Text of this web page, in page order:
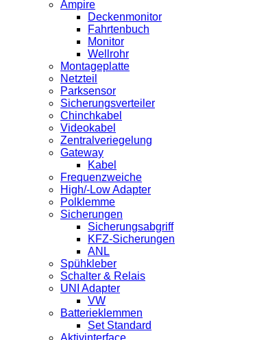
Ampire
Deckenmonitor
Fahrtenbuch
Monitor
Wellrohr
Montageplatte
Netzteil
Parksensor
Sicherungsverteiler
Chinchkabel
Videokabel
Zentralveriegelung
Gateway
Kabel
Frequenzweiche
High/-Low Adapter
Polklemme
Sicherungen
Sicherungsabgriff
KFZ-Sicherungen
ANL
Spühkleber
Schalter & Relais
UNI Adapter
VW
Batterieklemmen
Set Standard
Aktivinterface